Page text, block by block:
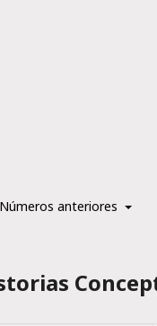
Números anteriores